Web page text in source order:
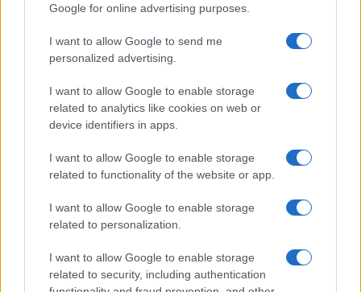
Google for online advertising purposes.
I want to allow Google to send me
personalized advertising.
I want to allow Google to enable storage
related to analytics like cookies on web or
device identifiers in apps.
I want to allow Google to enable storage
related to functionality of the website or app.
I want to allow Google to enable storage
related to personalization.
I want to allow Google to enable storage
related to security, including authentication
Continua a leggere
FITNESS